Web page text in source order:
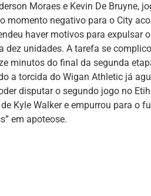
Moraes e Kevin De Bruyne,
momento negativo para o City
haver motivos para expulsar
dez unidades. A tarefa se
minutos do final da segunda
a torcida do Wigan Athletic já
disputar o segundo jogo no
Kyle Walker e empurrou para o
em apoteose.